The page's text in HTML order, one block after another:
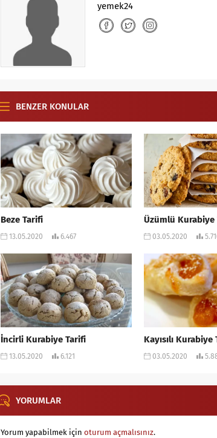
yemek24
BENZER KONULAR
Beze Tarifi
13.05.2020 6.467
Üzümlü Kurabiye
03.05.2020
İncirli Kurabiye Tarifi
13.05.2020 6.121
Kayısılı Kurabiye
03.05.2020
YORUMLAR
Yorum yapabilmek için oturum açmalısınız.